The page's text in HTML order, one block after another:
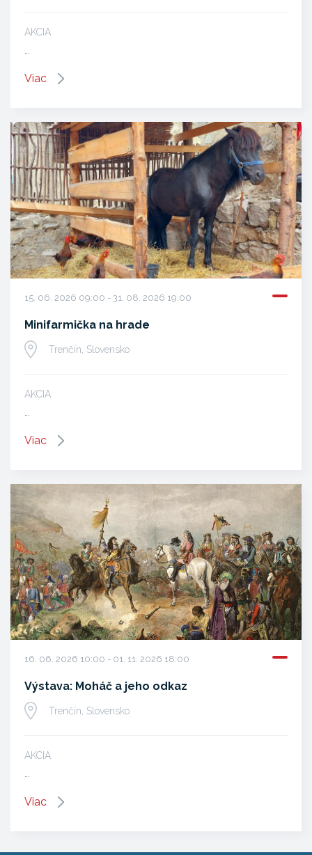
AKCIA
Viac
15. 06. 2026 09:00 - 31. 08. 2026 19:00
Minifarmička na hrade
Trenčín, Slovensko
AKCIA
Viac
16. 06. 2026 10:00 - 01. 11. 2026 18:00
Výstava: Moháč a jeho odkaz
Trenčín, Slovensko
AKCIA
…
Viac